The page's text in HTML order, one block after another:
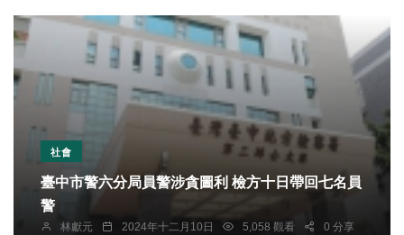
社會
臺中市警六分局員警涉貪圖利 檢方十日帶回七名員
警
林獻元 2024年十二月10日 5,058 觀看 0 分享